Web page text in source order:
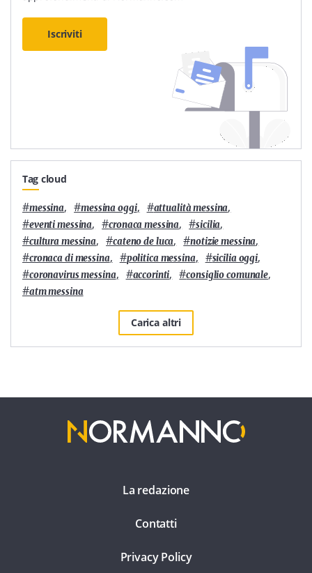
Iscriviti
Tag cloud
#messina, #messina oggi, #attualità messina,
#eventi messina, #cronaca messina, #sicilia,
#cultura messina, #cateno de luca, #notizie messina,
#cronaca di messina, #politica messina, #sicilia oggi,
#coronavirus messina, #accorinti, #consiglio comunale,
#atm messina
Carica altri
La redazione
Contatti
Privacy Policy